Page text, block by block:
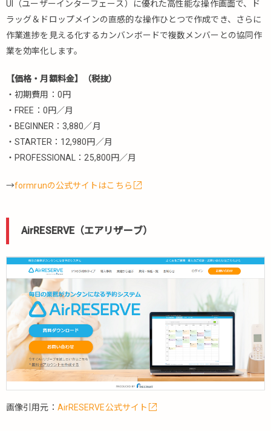
5.2.
美容
ンに
特化
した
予約
テム
RESERVA（レ
ヨヤグ
5.2.3.
ResKa（レ
スカ）
5.2.4.
アハン
ド
5.2.5.
BeSALO（ビ
サロ）
5.2.6.
UI（ユーザーインターフェース）に優れた高性能な操作画面で、ド
ラッグ＆ドロップメインの直感的な操作ひとつで作成でき、さらに
作業進捗を見える化するカンバンボードで複数メンバーとの協同作
業を効率化します。
【価格・月額料金】（税抜）
・初期費用：0円
・FREE：0円／月
・BEGINNER：3,880／月
・STARTER：12,980円／月
・PROFESSIONAL：25,800円／月
→formrunの公式サイトはこちら
AirRESERVE（エアリザーブ）
画像引用元： AirRESERVE公式サイト